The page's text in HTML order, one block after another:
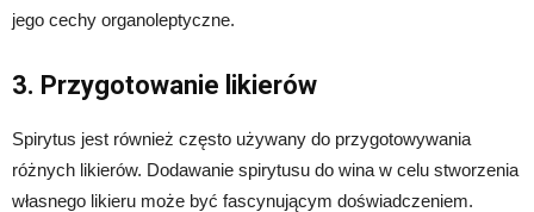
jego cechy organoleptyczne.
3. Przygotowanie likierów
Spirytus jest również często używany do przygotowywania
różnych likierów. Dodawanie spirytusu do wina w celu stworzenia
własnego likieru może być fascynującym doświadczeniem.